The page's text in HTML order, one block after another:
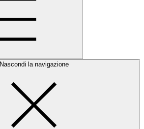
Nascondi la navigazione